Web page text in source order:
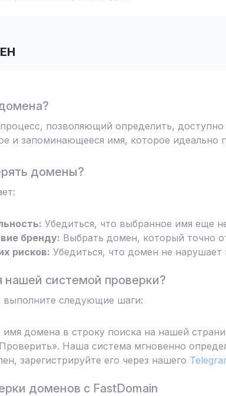
позволяющий определить,
и запоминающееся имя, которое идеально
домены?
Убедиться, что выбранное имя еще
бренду: Выбрать домен, который точно
рисков: Убедиться, что домен не нарушает
нашей системой проверки?
следующие шаги:
домена в строку поиска на нашей
Наша система мгновенно
зарегистрируйте его через нашего
доменов с FastDomain